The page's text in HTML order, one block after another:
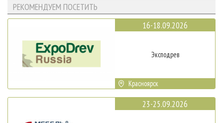
РЕКОМЕНДУЕМ ПОСЕТИТЬ
16-18.09.2026
Эксподрев
Красноярск
23-25.09.2026